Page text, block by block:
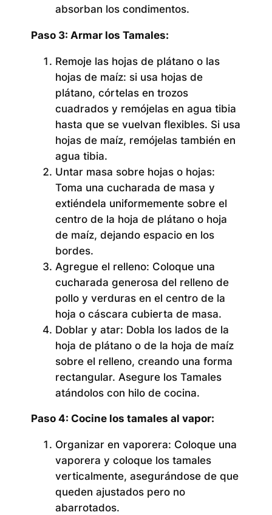
absorban los condimentos.
Paso 3: Armar los Tamales:
Remoje las hojas de plátano o las
hojas de maíz: si usa hojas de
plátano, córtelas en trozos
cuadrados y remójelas en agua tibia
hasta que se vuelvan flexibles. Si usa
hojas de maíz, remójelas también en
agua tibia.
Untar masa sobre hojas o hojas:
Toma una cucharada de masa y
extiéndela uniformemente sobre el
centro de la hoja de plátano o hoja
de maíz, dejando espacio en los
bordes.
Agregue el relleno: Coloque una
cucharada generosa del relleno de
pollo y verduras en el centro de la
hoja o cáscara cubierta de masa.
Doblar y atar: Dobla los lados de la
hoja de plátano o de la hoja de maíz
sobre el relleno, creando una forma
rectangular. Asegure los Tamales
atándolos con hilo de cocina.
Paso 4: Cocine los tamales al vapor:
Organizar en vaporera: Coloque una
vaporera y coloque los tamales
verticalmente, asegurándose de que
queden ajustados pero no
abarrotados.